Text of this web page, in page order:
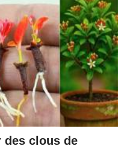
des clous de